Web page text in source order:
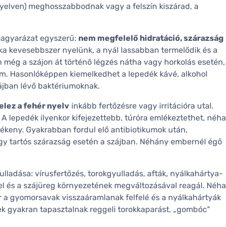
meghosszabbodnak vagy a felszín kiszárad, a
egyszerű: nem megfelelő hidratáció, szárazság
kevesebbszer nyelünk, a nyál lassabban termelődik és a
a szájon át történő légzés nátha vagy horkolás esetén,
Hasonlóképpen kiemelkedhet a lepedék kávé, alkohol
lévő baktériumoknak.
a fehér nyelv inkább fertőzésre vagy irritációra utal.
A lepedék ilyenkor kifejezettebb, túróra emlékeztethet, néha
Gyakrabban fordul elő antibiotikumok után,
tartós szárazság esetén a szájban. Néhány embernél égő
vírusfertőzés, torokgyulladás, afták, nyálkahártya-
a szájüreg környezetének megváltozásával reagál. Néha
gyomorsavak visszaáramlanak felfelé és a nyálkahártyák
gyakran tapasztalnak reggeli torokkaparást, „gombóc"